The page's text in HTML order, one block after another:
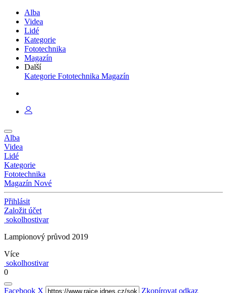
Alba
Videa
Lidé
Kategorie
Fototechnika
Magazín
Další
Kategorie Fototechnika Magazín
Alba
Videa
Lidé
Kategorie
Fototechnika
Magazín Nové
Přihlásit
Založit účet
sokolhostivar
Lampionový průvod 2019
Více
sokolhostivar
0
Facebook X
Zkopírovat odkaz